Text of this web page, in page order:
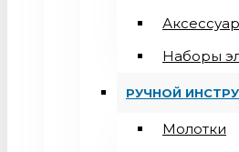
Наборы
РУЧНОЙ
Молотки